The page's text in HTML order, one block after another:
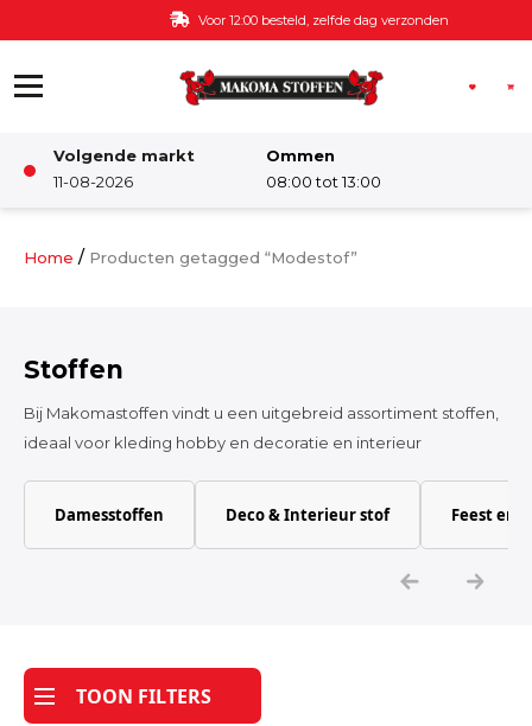
Voor 12:00 besteld, zelfde dag verzonden
Volgende markt
11-08-2026
Ommen
08:00 tot 13:00
Damesstoffen
Katoen
Tijdpakker stof
Home / Producten getagged “Modestof”
Stoffen
Bij Makomastoffen vindt u een uitgebreid assortiment stoffen,
ideaal voor kleding hobby en decoratie en interieur
Damesstoffen Deco & Interieur stof Feest en
TOON FILTERS